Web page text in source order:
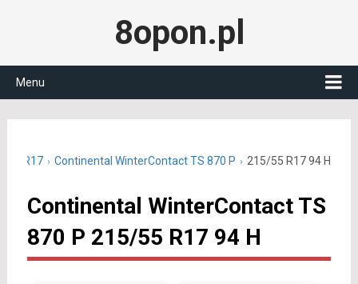
8opon.pl
Menu
55 R17 Continental WinterContact TS 870 P 215/55 R17 94 H
Continental WinterContact TS
870 P 215/55 R17 94 H